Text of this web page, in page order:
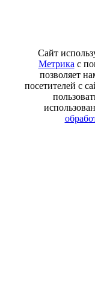
Сайт
Метрика с
позволяет
посетителей с